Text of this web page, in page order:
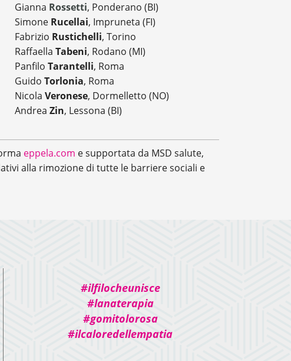
Gianna Rossetti, Ponderano (BI)
Simone Rucellai, Impruneta (FI)
Fabrizio Rustichelli, Torino
RaffaellaTabeni, Rodano (MI)
PanfiloTarantelli, Roma
GuidoTorlonia, Roma
NicolaVeronese, Dormelletto (NO)
AndreaZin, Lessona (BI)
eppela.com e supportata da MSD salute,
alla rimozione di tutte le barriere sociali e
#ilfilocheunisce
#lanaterapia
#gomitolorosa
#ilcaloredellempatia